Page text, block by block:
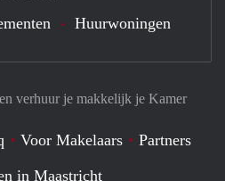
verhuur je makkelijk je Kamer
Voor Makelaars
Partners
in Maastricht
Huurwoningen